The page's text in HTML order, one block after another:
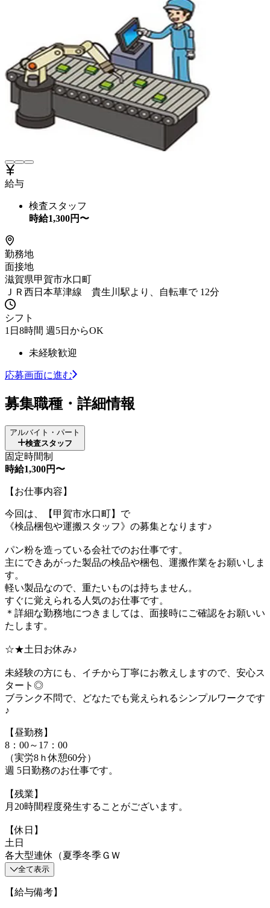
給与
検査スタッフ
時給1,300円〜
勤務地
面接地
滋賀県甲賀市水口町
ＪＲ西日本草津線 貴生川駅より、自転車で 12分
シフト
1日8時間 週5日からOK
未経験歓迎
応募画面に進む
募集職種・詳細情報
アルバイト・パート
検査スタッフ
固定時間制
時給1,300円〜
【お仕事内容】
今回は、【甲賀市水口町】で
《検品梱包や運搬スタッフ》の募集となります♪
パン粉を造っている会社でのお仕事です。
主にできあがった製品の検品や梱包、運搬作業をお願いしま
す。
軽い製品なので、重たいものは持ちません。
すぐに覚えられる人気のお仕事です。
＊詳細な勤務地につきましては、面接時にご確認をお願いい
たします。
☆★土日お休み♪
未経験の方にも、イチから丁寧にお教えしますので、安心ス
タート◎
ブランク不問で、どなたでも覚えられるシンプルワークです
♪
【昼勤務】
8：00～17：00
（実労8ｈ休憩60分）
週 5日勤務のお仕事です。
【残業】
月20時間程度発生することがございます。
【休日】
土日
各大型連休（夏季冬季ＧＷ
全て表示
【給与備考】